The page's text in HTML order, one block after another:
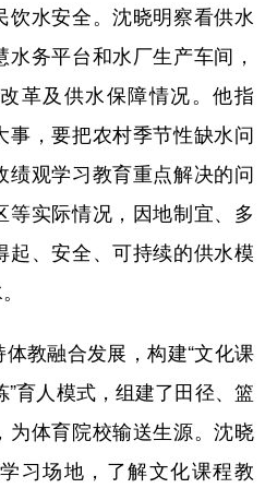
饮水安全。沈晓明察看供水
务平台和水厂生产车间，
革及供水保障情况。他指
事，要把农村季节性缺水问
绩观学习教育重点解决的问
实际情况，因地制宜、多
、安全、可持续的供水模
教融合发展，构建“文化课
育人模式，组建了田径、篮
为体育院校输送生源。沈晓
习场地，了解文化课程教